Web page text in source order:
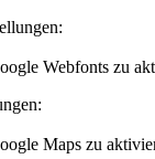
Webfonts zu
Maps zu